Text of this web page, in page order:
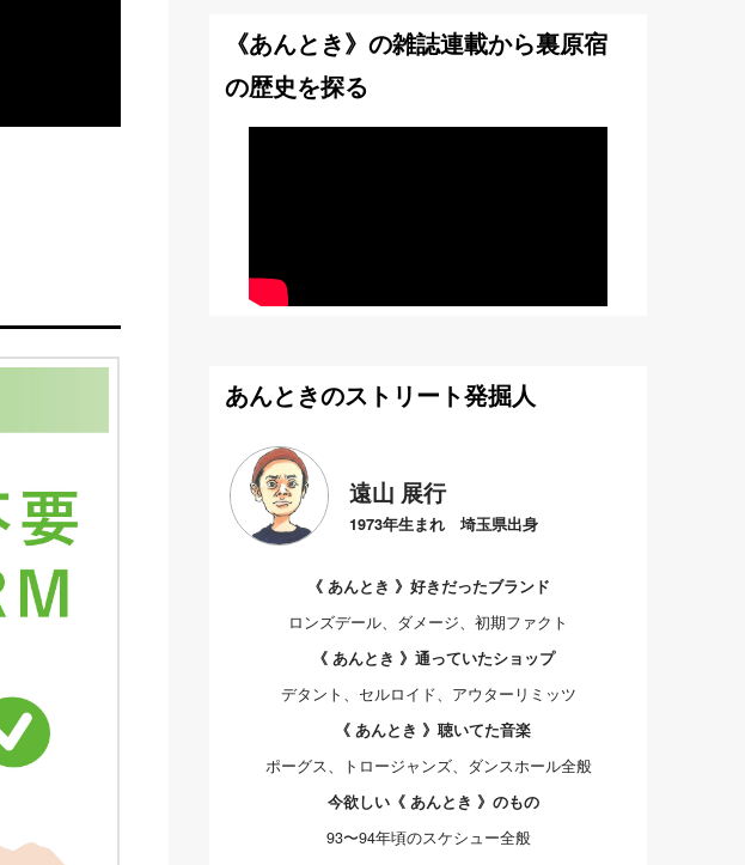
《あんとき》の雑誌連載から裏原宿
の歴史を探る
あんときのストリート発掘人
遠山 展行
1973年生まれ 埼玉県出身
《 あんとき 》好きだったブランド
ロンズデール、ダメージ、初期ファクト
《 あんとき 》通っていたショップ
デタント、セルロイド、アウターリミッツ
《 あんとき 》聴いてた音楽
ポーグス、トロージャンズ、ダンスホール全般
今欲しい《 あんとき 》のもの
93〜94年頃のスケシュー全般